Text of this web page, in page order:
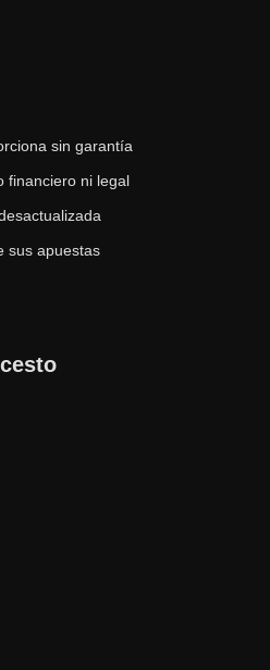
sin garantía
financiero ni legal
sus apuestas